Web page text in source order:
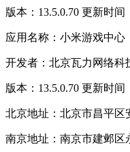
版本：13.5.0.70 更新时间
应用名称：小米游戏中心
开发者：北京瓦力网络科
版本：13.5.0.70 更新时间
北京地址：北京市昌平区
南京地址：南京市建邺区